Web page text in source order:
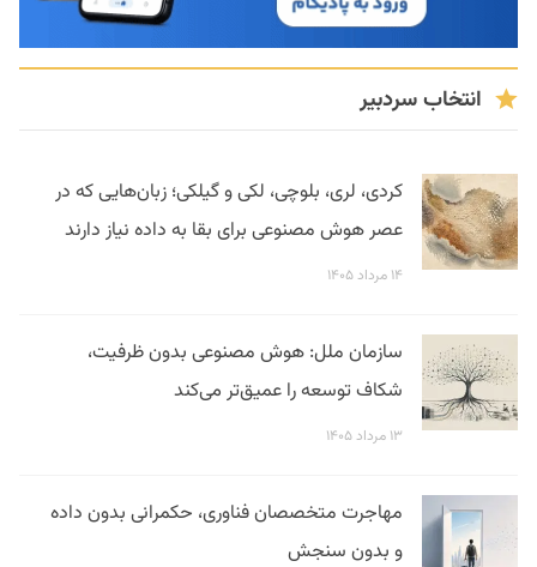
انتخاب سردبیر
کردی، لری، بلوچی، لکی و گیلکی؛ زبان‌هایی که در
عصر هوش مصنوعی برای بقا به داده نیاز دارند
۱۴ مرداد ۱۴۰۵
سازمان ملل: هوش مصنوعی بدون ظرفیت،
شکاف توسعه را عمیق‌تر می‌کند
۱۳ مرداد ۱۴۰۵
مهاجرت متخصصان فناوری، حکمرانی بدون داده
و بدون سنجش